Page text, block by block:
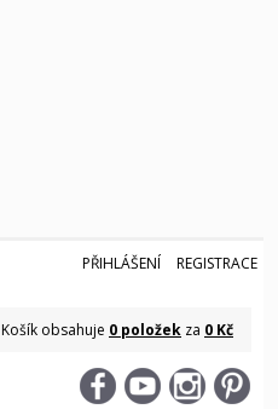
PŘIHLÁŠENÍ REGISTRACE
Košík obsahuje 0 položek za 0 Kč